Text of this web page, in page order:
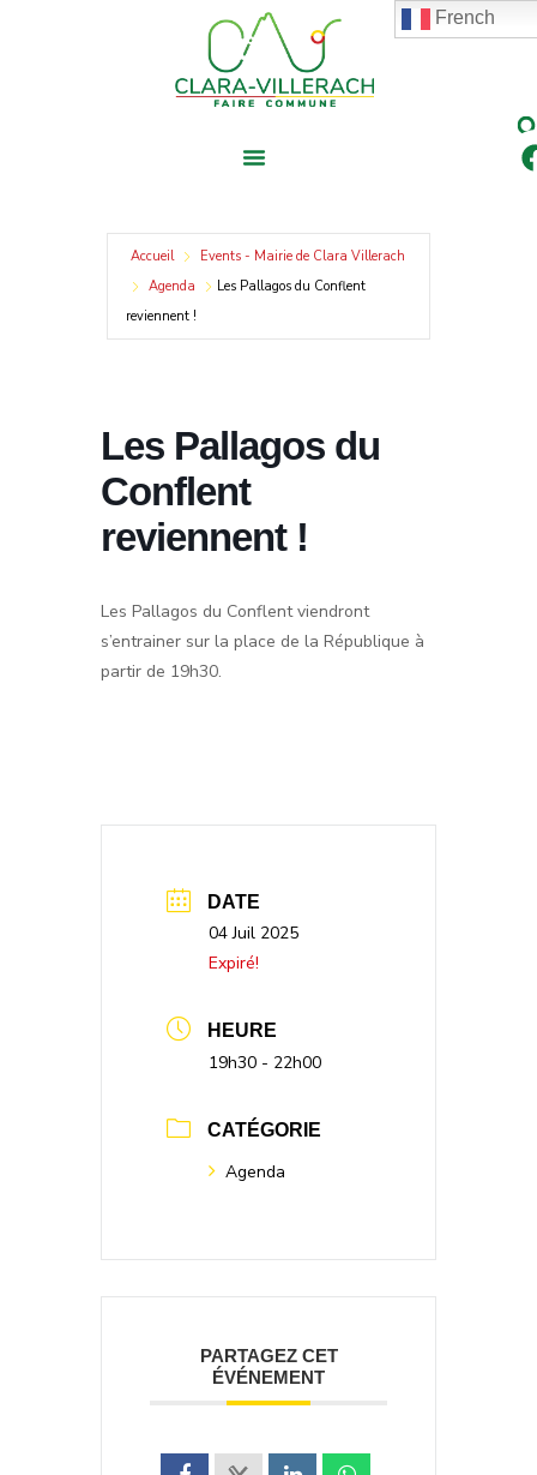
Accueil
Events - Mairie de Clara Villerach
Agenda
Les Pallagos du Conflent
reviennent !
Les Pallagos du
Conflent
reviennent !
Les Pallagos du Conflent viendront
s’entrainer sur la place de la République à
partir de 19h30.
DATE
04 Juil 2025
Expiré!
HEURE
19h30 - 22h00
CATÉGORIE
Agenda
PARTAGEZ CET
ÉVÉNEMENT
French